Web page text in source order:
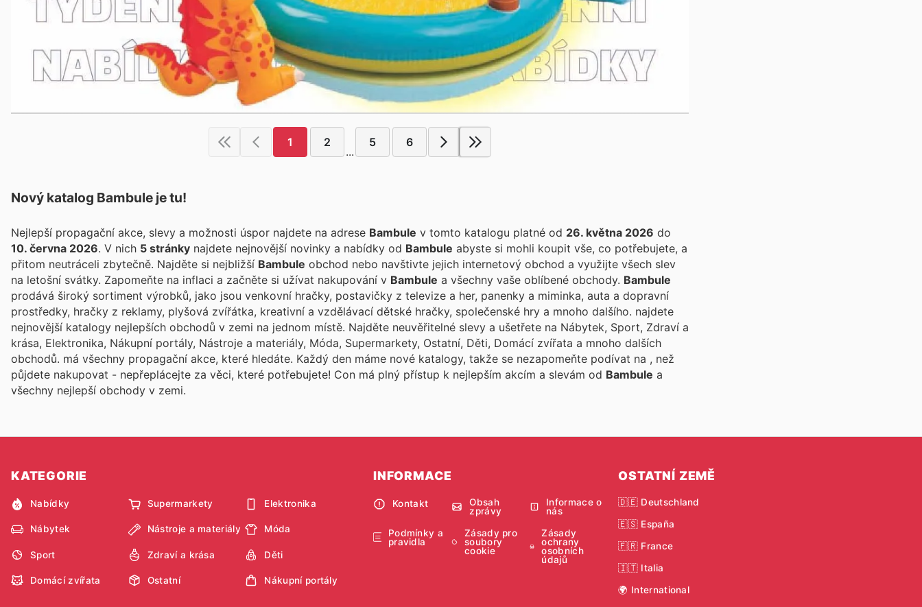
1 2
...
5 6
Nový katalog Bambule je tu!
Nejlepší propagační akce, slevy a možnosti úspor najdete na adrese Bambule v tomto katalogu platné od 26. května 2026 do
10. června 2026 . V nich 5 stránky najdete nejnovější novinky a nabídky od Bambule abyste si mohli koupit vše, co potřebujete, a
přitom neutráceli zbytečně. Najděte si nejbližší Bambule obchod nebo navštivte jejich internetový obchod a využijte všech slev
na letošní svátky. Zapomeňte na inflaci a začněte si užívat nakupování v Bambule a všechny vaše oblíbené obchody. Bambule
prodává široký sortiment výrobků, jako jsou venkovní hračky, postavičky z televize a her, panenky a miminka, auta a dopravní
prostředky, hračky z reklamy, plyšová zvířátka, kreativní a vzdělávací dětské hračky, společenské hry a mnoho dalšího. najdete
nejnovější katalogy nejlepších obchodů v zemi na jednom místě. Najděte neuvěřitelné slevy a ušetřete na Nábytek, Sport, Zdraví a
krása, Elektronika, Nákupní portály, Nástroje a materiály, Móda, Supermarkety, Ostatní, Děti, Domácí zvířata a mnoho dalších
obchodů. má všechny propagační akce, které hledáte. Každý den máme nové katalogy, takže se nezapomeňte podívat na , než
půjdete nakupovat - nepřeplácejte za věci, které potřebujete! Con má plný přístup k nejlepším akcím a slevám od Bambule a
všechny nejlepší obchody v zemi.
KATEGORIE
Nabídky Supermarkety Elektronika
Nábytek Nástroje a materiály Móda
Sport Zdraví a krása Děti
Domácí zvířata Ostatní Nákupní portály
INFORMACE
Kontakt
Obsah
zprávy
Informace o
nás
Podmínky a
pravidla
Zásady pro
soubory
cookie
Zásady
ochrany
osobních
údajů
OSTATNÍ ZEMĚ
🇩🇪 Deutschland
🇪🇸 España
🇫🇷 France
🇮🇹 Italia
🌍 International